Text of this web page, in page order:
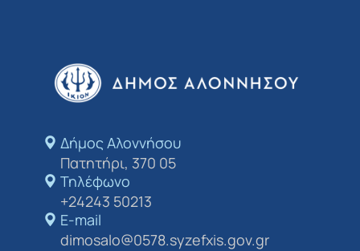
Δήμος Αλοννήσου​
Πατητήρι, 370 05
Τηλέφωνο
+24243 50213
E-mail
dimosalo@0578.syzefxis.gov.gr